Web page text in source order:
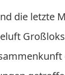
die letzte